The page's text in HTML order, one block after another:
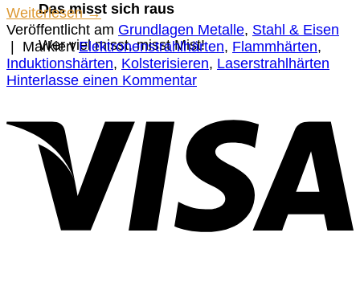
Das misst sich raus
Wer viel misst, misst Mist!
Weiterlesen→
Veröffentlicht am Grundlagen Metalle, Stahl & Eisen
|
MarkiertElektronenstrahlhärten, Flammhärten,
Induktionshärten, Kolsterisieren, Laserstrahlhärten
Hinterlasse einen Kommentar